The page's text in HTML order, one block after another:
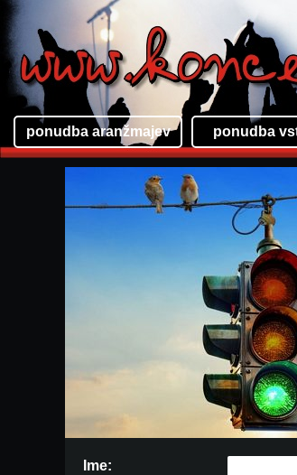
ponudba aranžmajev ponudba
Ime: